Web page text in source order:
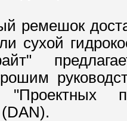
ремешок
сухой